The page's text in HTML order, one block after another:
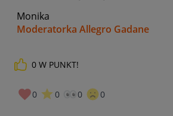
Monika
Moderatorka Allegro Gadane
0 W PUNKT!
0 0 0 0